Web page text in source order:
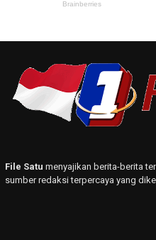
File Satu menyajikan berita-berita
sumber redaksi terpercaya yang